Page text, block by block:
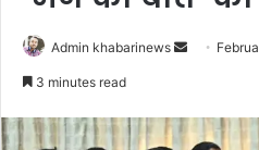
Admin khabarinews
Send
3 minutes read